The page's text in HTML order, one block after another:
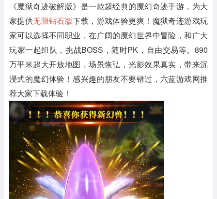
《魔狱奇迹破解版》 是一款超经典的魔幻奇迹手游，为大
家提供无限钻石版下载，游戏体验更爽！魔狱奇迹游戏玩
家可以选择不同职业，在广阔的魔幻世界中冒险，和广大
玩家一起组队，挑战BOSS，随时PK，自由交易等。890
万平米超大开放地图，场景恢弘，光影效果真实，带来沉
浸式的魔幻体验！感兴趣的朋友不要错过，六蓝游戏网推
荐大家下载体验！